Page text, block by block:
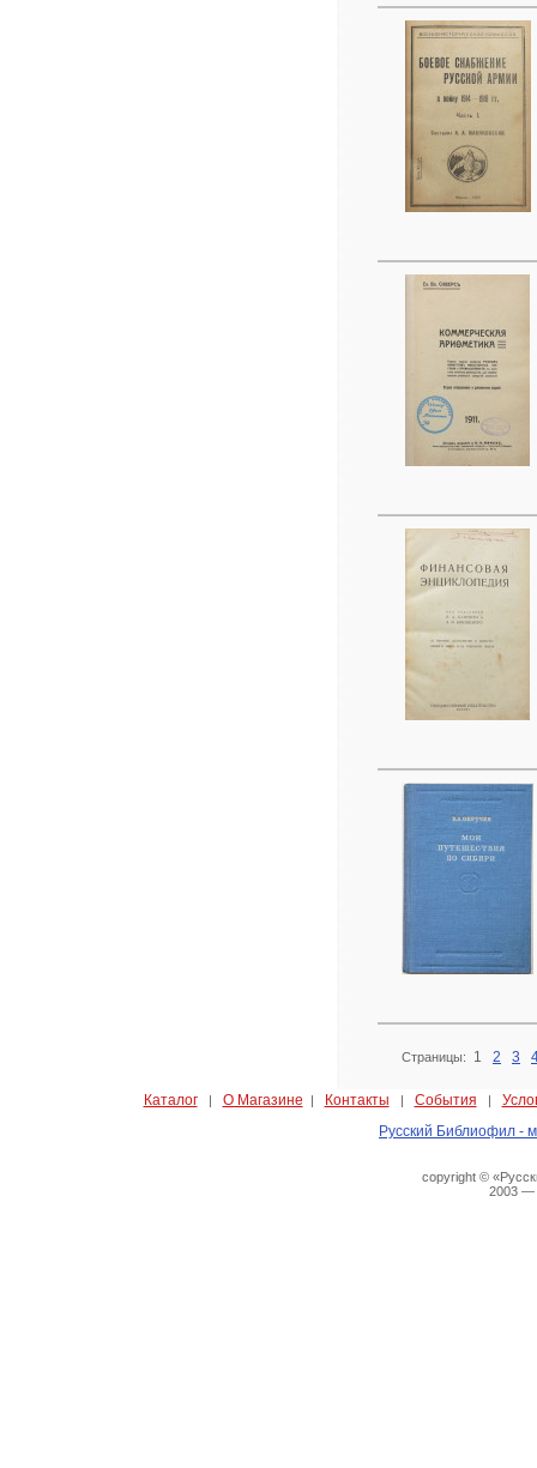
Страницы: 1 2 3
Каталог| О Магазине | Контакты | События |
Русский Библиофил -
copyright ©
2003 —